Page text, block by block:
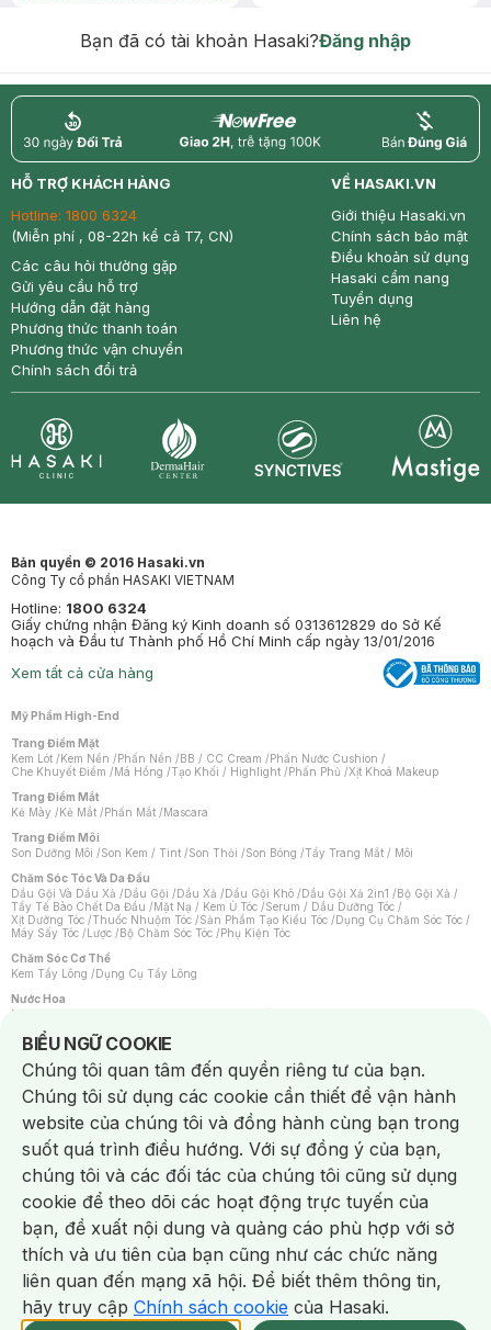
NowFree 2H Giao Nhanh Miễn Phí 2H Xem chi tiết
Bạn đã có tài khoản Hasaki?Đăng nhập
return nowfree price
HỖ TRỢ KHÁCH HÀNG
Hotline: 1800 6324
(Miễn phí , 08-22h kể cả T7, CN)
Các câu hỏi thường gặp
Gửi yêu cầu hỗ trợ
Hướng dẫn đặt hàng
Phương thức thanh toán
Phương thức vận chuyển
Chính sách đổi trả
VỀ HASAKI.VN
Giới thiệu Hasaki.vn
Chính sách bảo mật
Điều khoản sử dụng
Hasaki cẩm nang
Tuyển dụng
Liên hệ
Bản quyền © 2016 Hasaki.vn
Công Ty cổ phần HASAKI VIETNAM
Hotline: 1800 6324
Giấy chứng nhận Đăng ký Kinh doanh số 0313612829 do Sở Kế
hoạch và Đầu tư Thành phố Hồ Chí Minh cấp ngày 13/01/2016
Xem tất cả cửa hàng
Mỹ Phẩm High-End
Trang Điểm Mặt
Kem Lót /Kem Nền /Phấn Nền /BB / CC Cream /Phấn Nước Cushion /
Che Khuyết Điểm /Má Hồng /Tạo Khối / Highlight /Phấn Phủ /Xịt Khoá Makeup
Trang Điểm Mắt
Kẻ Mày /Kẻ Mắt /Phấn Mắt /Mascara
Trang Điểm Môi
Son Dưỡng Môi /Son Kem / Tint /Son Thỏi /Son Bóng /Tẩy Trang Mắt / Môi
Chăm Sóc Tóc Và Da Đầu
Dầu Gội Và Dầu Xả /Dầu Gội /Dầu Xả /Dầu Gội Khô /Dầu Gội Xả 2in1 /Bộ Gội Xả /
Tẩy Tế Bào Chết Da Đầu /Mặt Nạ / Kem Ủ Tóc /Serum / Dầu Dưỡng Tóc /
Xịt Dưỡng Tóc /Thuốc Nhuộm Tóc /Sản Phẩm Tạo Kiểu Tóc /Dụng Cụ Chăm Sóc Tóc /
Máy Sấy Tóc /Lược /Bộ Chăm Sóc Tóc /Phụ Kiện Tóc
Chăm Sóc Cơ Thể
Kem Tẩy Lông /Dụng Cụ Tẩy Lông
Nước Hoa
Nước Hoa Nữ
Chăm Sóc Cá Nhân
Chống Muỗi /Khẩu Trang /Máy Massage/Mặt Nạ Xông Hơi /Nước Rửa Tay/
Sản Phẩm Chăm Sóc Khác /Bàn Chải Đánh Răng /Bàn Chải Điện/
Hỗ Trợ Trắng Răng/Kem Đánh Răng /Máy Tăm Nước/ Nước Súc Miệng/
Tăm / Chỉ Nha Khoa/ Xịt Thơm Miệng / Dung Dịch Vệ Sinh/Dưỡng Vùng Kín/
Khăn Ướt Vệ Sinh Vùng Kín/Băng Vệ Sinh/Tampon/Bọt Cạo Râu /Dao Cạo Râu/
Máy Cạo Râu
Vấn Đề Về Da
Da Dầu / Lỗ Chân Lông To/ Da Khô / Mất Nước/ Da Lão Hóa/ Da Mụn/
Da Nhạy Cảm / Kích Ứng
Da Xỉn Màu Thâm / Nám / Tàn Nhang
Quầng Thâm & Bọng Mắt /Sẹo /Viêm Da Cơ Địa
Dụng Cụ / Phụ Kiện Chăm Sóc Da
Bông Tẩy Trang
Khăn Lau Mặt Khô Dụng Cụ / Máy Rửa Mặt Máy Chăm Sóc Da
Dụng Cụ Chăm Sóc Khác
BIỂU NGỮ COOKIE
Notice about cookies usage
Chúng tôi quan tâm đến quyền riêng tư của bạn.
Chúng tôi sử dụng các cookie cần thiết để vận hành
website của chúng tôi và đồng hành cùng bạn trong
suốt quá trình điều hướng. Với sự đồng ý của bạn,
chúng tôi và các đối tác của chúng tôi cũng sử dụng
cookie để theo dõi các hoạt động trực tuyến của
bạn, đề xuất nội dung và quảng cáo phù hợp với sở
thích và ưu tiên của bạn cũng như các chức năng
liên quan đến mạng xã hội. Để biết thêm thông tin,
hãy truy cập Chính sách cookie của Hasaki.